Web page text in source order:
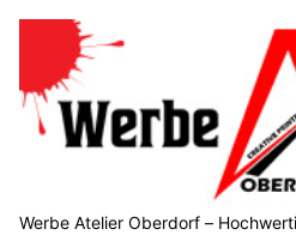
Werbe Atelier Oberdorf –